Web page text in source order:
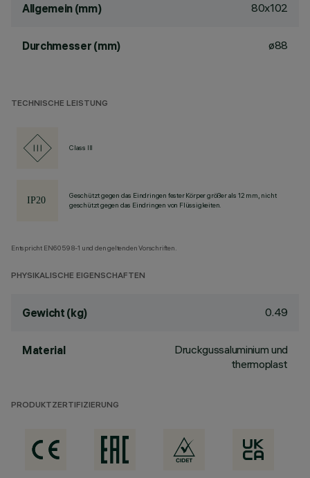
Allgemein (mm) 80x102
Durchmesser (mm) ø88
TECHNISCHE LEISTUNG
Class III
Geschützt gegen das Eindringen fester Körper größer als 12 mm, nicht
geschützt gegen das Eindringen von Flüssigkeiten.
Entspricht EN60598-1 und den geltenden Vorschriften.
PHYSIKALISCHE EIGENSCHAFTEN
Gewicht (kg) 0.49
Material
Druckgussaluminium und
thermoplast
PRODUKTZERTIFIZIERUNG